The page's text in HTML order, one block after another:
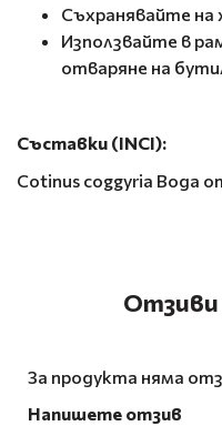
Съхранявайте на
Използвайте в
отваряне на
Съставки (INCI):
Cotinus coggyria Вода
Отзиви
За продукта няма
Напишете отзив